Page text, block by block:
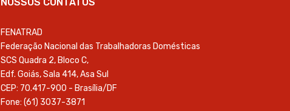
NOSSOS CONTATOS
FENATRAD
Federação Nacional das Trabalhadoras Domésticas
SCS Quadra 2, Bloco C,
Edf. Goiás, Sala 414, Asa Sul
CEP: 70.417-900 - Brasília/DF
Fone: (61) 3037-3871